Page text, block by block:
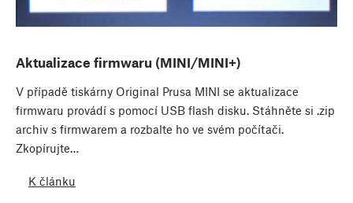
Aktualizace firmwaru (MINI/MINI+)
V případě tiskárny Original Prusa MINI se aktualizace
firmwaru provádí s pomocí USB flash disku. Stáhněte si .zip
archiv s firmwarem a rozbalte ho ve svém počítači.
Zkopírujte…
K článku